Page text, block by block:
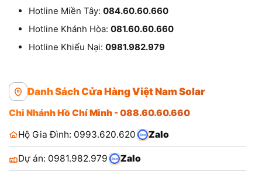
Hotline Miền Tây: 084.60.60.660
Hotline Khánh Hòa: 081.60.60.660
Hotline Khiếu Nại: 0981.982.979
Danh Sách Cửa Hàng Việt Nam Solar
Chi Nhánh Hồ Chí Minh - 088.60.60.660
Hộ Gia Đình: 0993.620.620
Zalo
Dự án: 0981.982.979 Zalo